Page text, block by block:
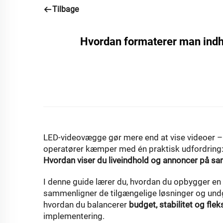
Tilbage
Hvordan formaterer man
LED-videovægge gør mere end at vise videoer
operatører kæmper med én praktisk udfordring:
Hvordan viser du liveindhold og annoncer på
I denne guide lærer du, hvordan du opbygger en
sammenligner de tilgængelige løsninger og
hvordan du balancerer budget, stabilitet og
implementering.